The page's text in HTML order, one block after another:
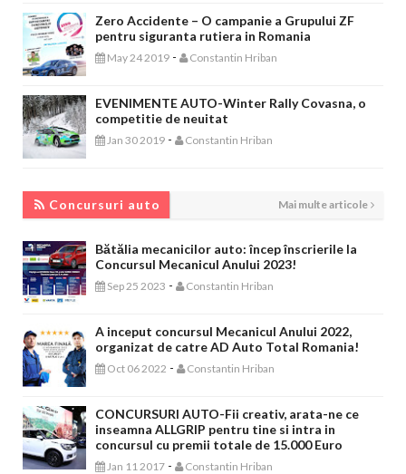
Zero Accidente – O campanie a Grupului ZF
pentru siguranta rutiera in Romania
May 24 2019 - Constantin Hriban
EVENIMENTE AUTO-Winter Rally Covasna, o
competitie de neuitat
Jan 30 2019 - Constantin Hriban
Concursuri auto Mai multe articole
Bătălia mecanicilor auto: încep înscrierile la
Concursul Mecanicul Anului 2023!
Sep 25 2023 - Constantin Hriban
A inceput concursul Mecanicul Anului 2022,
organizat de catre AD Auto Total Romania!
Oct 06 2022 - Constantin Hriban
CONCURSURI AUTO-Fii creativ, arata-ne ce
inseamna ALLGRIP pentru tine si intra in
concursul cu premii totale de 15.000 Euro
Jan 11 2017 - Constantin Hriban